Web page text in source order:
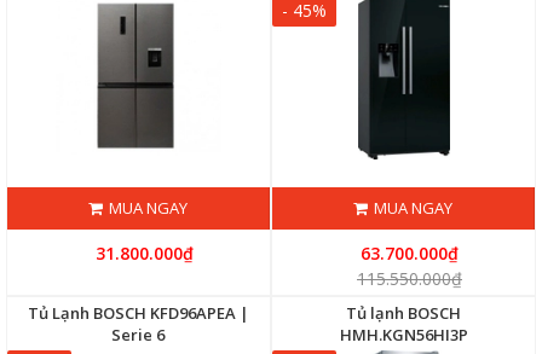
MUA NGAY
31.800.000₫
- 45%
MUA NGAY
63.700.000₫
115.550.000₫
Tủ Lạnh BOSCH KFD96APEA |
Serie 6
Tủ lạnh BOSCH
HMH.KGN56HI3P